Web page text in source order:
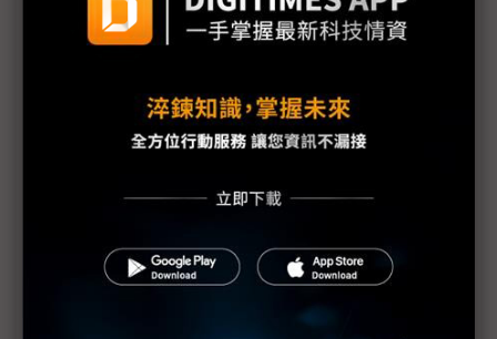
《不具名消息》EP17：川普專挑軟「蘋果」吃？電腦
展的Showgirl呢？
Tech666：【產業觀察小教室】COMPUTEX 2025觀
察，x86光環褪去後，Arm陣營將崛起？
英特爾陳立武的三支箭｜《科技中心點》EP55